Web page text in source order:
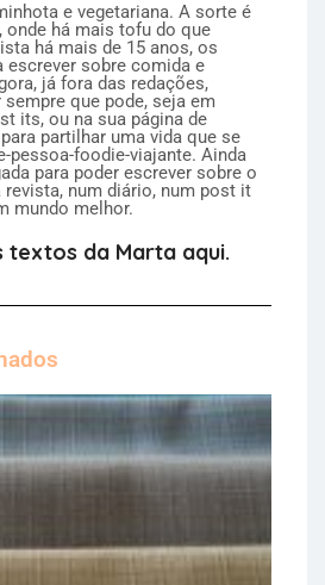
e vegetariana. A sorte é
onde há mais tofu do que
há mais de 15 anos, os
sobre comida e
já fora das redações,
que pode, seja em
its, ou na sua página de
partilhar uma vida que se
pessoa-foodie-viajante. Ainda
para poder escrever sobre o
revista, num diário, num post it
mundo melhor.
textos da Marta aqui.